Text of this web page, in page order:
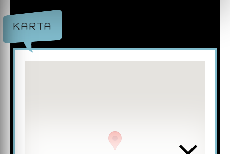
Stolar
Porslin
Bestick
Överdrag till ståbord
Ljusstakar & Ljusdekorationer
KARTA